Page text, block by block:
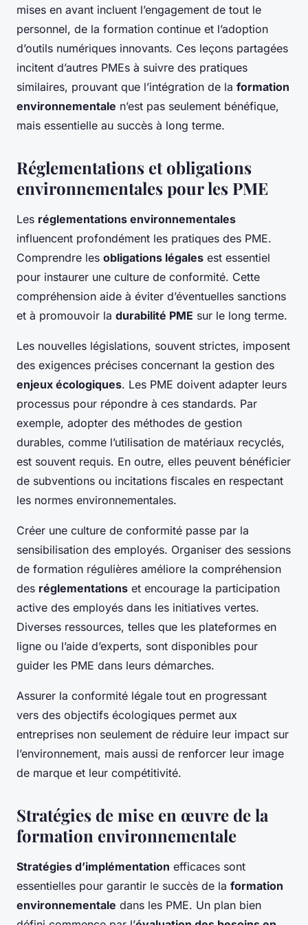
mises en avant incluent l’engagement de tout le
personnel, de la formation continue et l’adoption
d’outils numériques innovants. Ces leçons partagées
incitent d’autres PMEs à suivre des pratiques
similaires, prouvant que l’intégration de la formation
environnementale n’est pas seulement bénéfique,
mais essentielle au succès à long terme.
Réglementations et obligations
environnementales pour les PME
Les réglementations environnementales
influencent profondément les pratiques des PME.
Comprendre les obligations légales est essentiel
pour instaurer une culture de conformité. Cette
compréhension aide à éviter d’éventuelles sanctions
et à promouvoir la durabilité PME sur le long terme.
Les nouvelles législations, souvent strictes, imposent
des exigences précises concernant la gestion des
enjeux écologiques. Les PME doivent adapter leurs
processus pour répondre à ces standards. Par
exemple, adopter des méthodes de gestion
durables, comme l’utilisation de matériaux recyclés,
est souvent requis. En outre, elles peuvent bénéficier
de subventions ou incitations fiscales en respectant
les normes environnementales.
Créer une culture de conformité passe par la
sensibilisation des employés. Organiser des sessions
de formation régulières améliore la compréhension
des réglementations et encourage la participation
active des employés dans les initiatives vertes.
Diverses ressources, telles que les plateformes en
ligne ou l’aide d’experts, sont disponibles pour
guider les PME dans leurs démarches.
Assurer la conformité légale tout en progressant
vers des objectifs écologiques permet aux
entreprises non seulement de réduire leur impact sur
l’environnement, mais aussi de renforcer leur image
de marque et leur compétitivité.
Stratégies de mise en œuvre de la
formation environnementale
Stratégies d’implémentation efficaces sont
essentielles pour garantir le succès de la formation
environnementale dans les PME. Un plan bien